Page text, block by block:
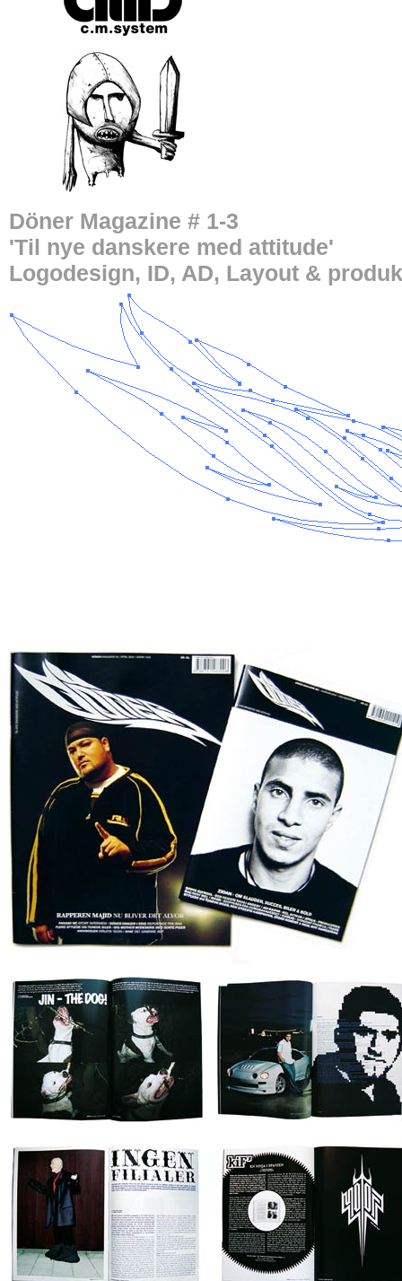
Döner Magazine # 1-3
'Til nye danskere med attitude'
Logodesign, ID, AD, Layout &